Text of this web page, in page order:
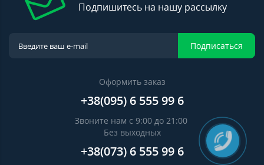
Подпишитесь на нашу рассылку
Подписаться
Оформить заказ
+38(095) 6 555 99 6
Звоните нам с 9:00 до 21:00
Без выходных
+38(073) 6 555 99 6